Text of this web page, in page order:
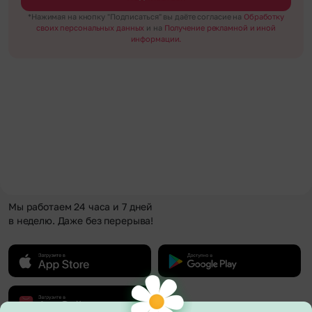
*Нажимая на кнопку "Подписаться" вы даёте согласие на Обработку
своих персональных данных и на Получение рекламной и иной
информации.
Мы работаем 24 часа и 7 дней
в неделю. Даже без перерыва!